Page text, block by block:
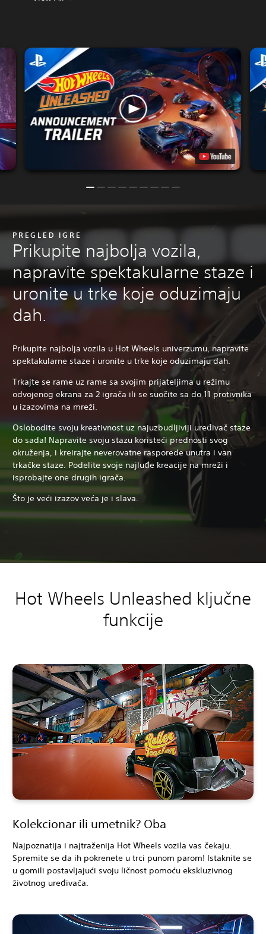
PREGLED IGRE
Prikupite najbolja vozila,
napravite spektakularne staze i
uronite u trke koje oduzimaju
dah.
Prikupite najbolja vozila u Hot Wheels univerzumu, napravite
spektakularne staze i uronite u trke koje oduzimaju dah.
Trkajte se rame uz rame sa svojim prijateljima u režimu
odvojenog ekrana za 2 igrača ili se suočite sa do 11 protivnika
u izazovima na mreži.
Oslobodite svoju kreativnost uz najuzbudljiviji uređivač staze
do sada! Napravite svoju stazu koristeći prednosti svog
okruženja, i kreirajte neverovatne rasporede unutra i van
trkačke staze. Podelite svoje najluđe kreacije na mreži i
isprobajte one drugih igrača.
Što je veći izazov veća je i slava.
Hot Wheels Unleashed ključne
funkcije
Kolekcionar ili umetnik? Oba
Najpoznatija i najtraženija Hot Wheels vozila vas čekaju.
Spremite se da ih pokrenete u trci punom parom! Istaknite se
u gomili postavljajući svoju ličnost pomoću ekskluzivnog
životnog uređivača.